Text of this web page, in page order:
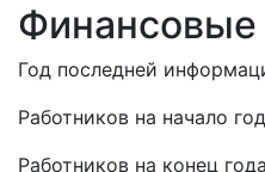
Финансовые
Год последней
Работников на начало
Работников на конец